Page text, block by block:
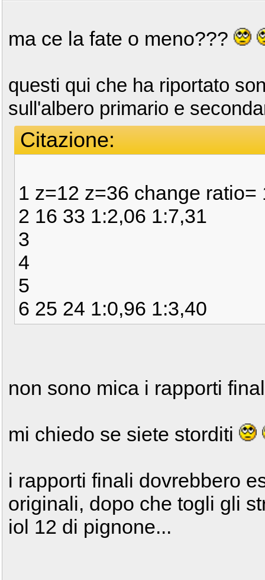
ma ce la fate o meno???
questi qui che ha riportato
sull'albero primario e
Citazione:
1 z=12 z=36 change
2 16 33 1:2,06 1:7,31
3
4
5
6 25 24 1:0,96 1:3,40
non sono mica i rapporti
mi chiedo se siete storditi
i rapporti finali dovrebbero
originali, dopo che togli gli
iol 12 di pignone...